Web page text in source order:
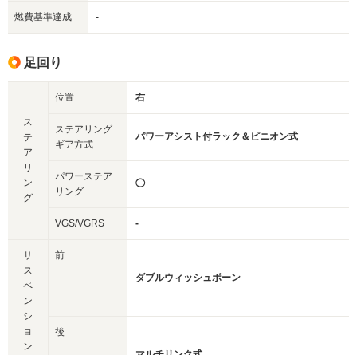
燃費基準達成 -
足回り
ス
テ
ア
リ
ン
グ
位置 右
ステアリング
ギア方式
パワーアシスト付ラック＆ピニオン式
パワーステア
リング
◯
VGS/VGRS -
サ
ス
ペ
ン
シ
ョ
ン
前
ダブルウィッシュボーン
後